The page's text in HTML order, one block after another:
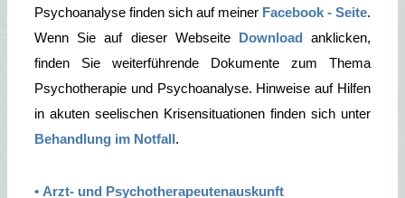
Psychoanalyse finden sich auf meiner Facebook - Seite.
Wenn Sie auf dieser Webseite Download anklicken,
finden Sie weiterführende Dokumente zum Thema
Psychotherapie und Psychoanalyse. Hinweise auf Hilfen
in akuten seelischen Krisensituationen finden sich unter
Behandlung im Notfall.
• Arzt- und Psychotherapeutenauskunft